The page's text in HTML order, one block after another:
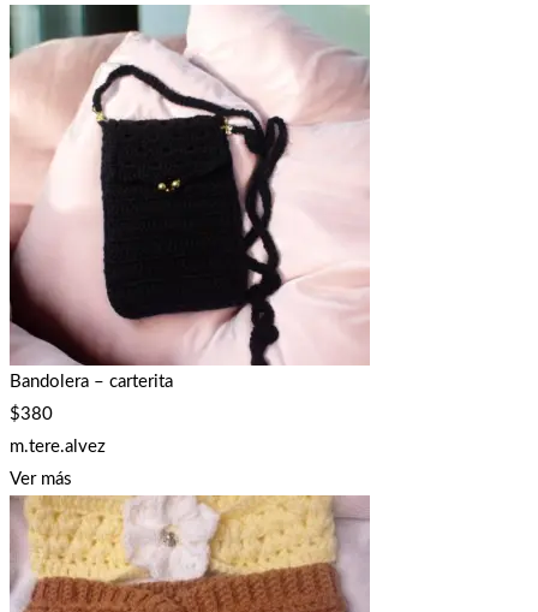
Bandolera – carterita
$380
m.tere.alvez
Ver más